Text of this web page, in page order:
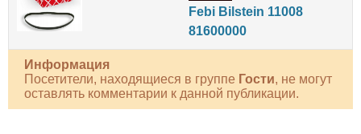
Febi Bilstein 11008
81600000
Информация
Посетители, находящиеся в группе Гости, не могут
оставлять комментарии к данной публикации.